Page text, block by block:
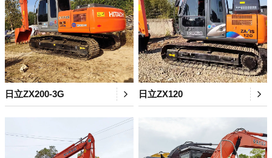
日立ZX200-3G 日立ZX120